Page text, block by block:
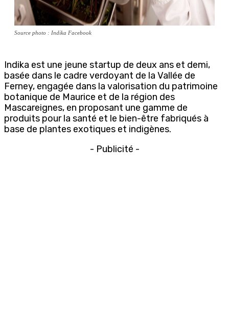
Source photo : Indika Facebook
Indika est une jeune startup de deux ans et demi,
basée dans le cadre verdoyant de la Vallée de
Ferney, engagée dans la valorisation du patrimoine
botanique de Maurice et de la région des
Mascareignes, en proposant une gamme de
produits pour la santé et le bien-être fabriqués à
base de plantes exotiques et indigènes.
- Publicité -